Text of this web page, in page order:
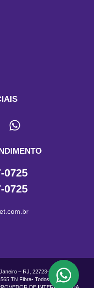
0725
0725
– RJ, 22723-500 Rua do
TN Fibra- Todos os direitos
DE INTERNET LTDA